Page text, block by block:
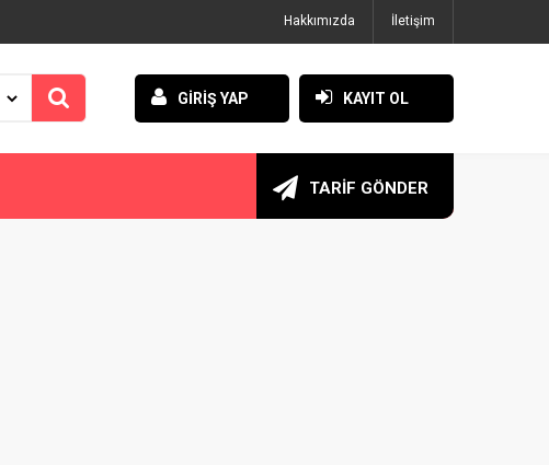
Hakkımızda İletişim
GİRİŞ YAP KAYIT OL
TARİF GÖNDER